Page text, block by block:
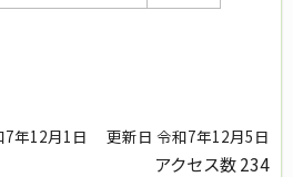
7年12月1日 更新日 令和7年12月5日
アクセス数234